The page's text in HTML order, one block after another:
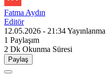
Fatma Aydın
Editör
12.05.2026 - 21:34Yayınlanma
1 Paylaşım
2 Dk Okunma Süresi
Paylaş